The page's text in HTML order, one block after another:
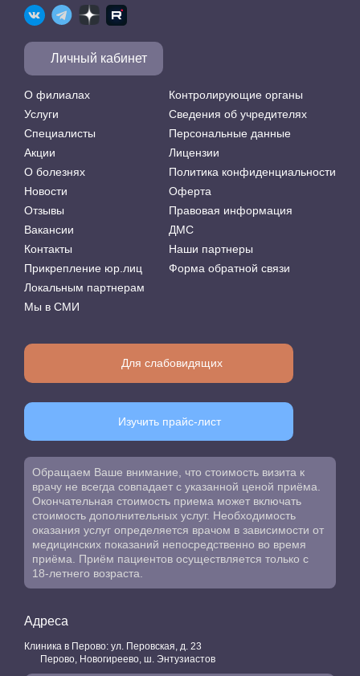
О филиалах
Услуги
Специалисты
Акции
О болезнях
Новости
Отзывы
Вакансии
Контакты
Прикрепление юр.лиц
Локальным партнерам
Мы в СМИ
Контролирующие органы
Сведения об учредителях
Персональные данные
Лицензии
Политика конфиденциальности
Оферта
Правовая информация
ДМС
Наши партнеры
Форма обратной связи
Личный кабинет
Для слабовидящих
Изучить прайс-лист
Обращаем Ваше внимание, что стоимость визита к
врачу не всегда совпадает с указанной ценой приёма.
Окончательная стоимость приема может включать
стоимость дополнительных услуг. Необходимость
оказания услуг определяется врачом в зависимости от
медицинских показаний непосредственно во время
приёма. Приём пациентов осуществляется только с
18-летнего возраста.
Адреса
Клиника в Перово: ул. Перовская, д. 23
Перово, Новогиреево, ш. Энтузиастов